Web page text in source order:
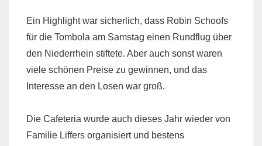
Ein Highlight war sicherlich, dass Robin Schoofs
für die Tombola am Samstag einen Rundflug über
den Niederrhein stiftete. Aber auch sonst waren
viele schönen Preise zu gewinnen, und das
Interesse an den Losen war groß.
Die Cafeteria wurde auch dieses Jahr wieder von
Familie Liffers organisiert und bestens